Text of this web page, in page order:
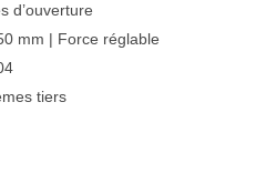
d’ouverture
mm | Force réglable
tiers